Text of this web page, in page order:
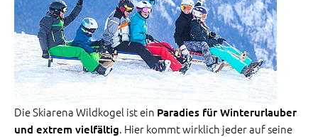
Die Skiarena Wildkogel ist ein Paradies für Winterurlauber
und extrem vielfältig. Hier kommt wirklich jeder auf seine